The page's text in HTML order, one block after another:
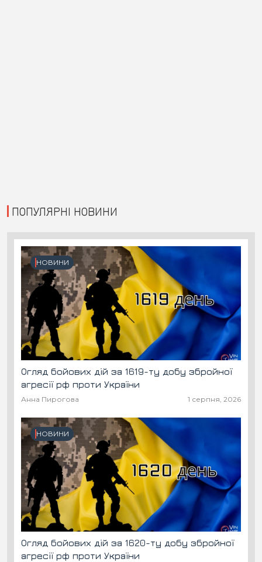
ПОПУЛЯРНІ НОВИНИ
НОВИНИ
Огляд бойових дій за 1619-ту добу збройної
агресії рф проти України
Анна Пирогова 1 серпня, 2026
НОВИНИ
Огляд бойових дій за 1620-ту добу збройної
агресії рф проти України